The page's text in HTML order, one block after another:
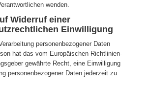
wenden.
Widerruf einer
Einwilligung
personenbezogener Daten
hat das vom Europäischen Richtlinien-
gewährte Recht, eine Einwilligung
personenbezogener Daten jederzeit zu